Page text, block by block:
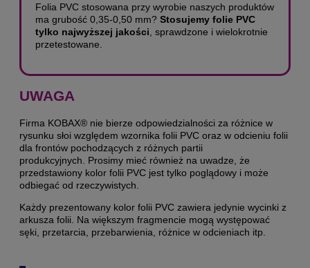
Folia PVC stosowana przy wyrobie naszych produktów
ma grubość 0,35-0,50 mm? Stosujemy folie PVC
tylko najwyższej jakości , sprawdzone i wielokrotnie
przetestowane.
UWAGA
Firma KOBAX® nie bierze odpowiedzialności za różnice w
rysunku słoi względem wzornika folii PVC oraz w odcieniu folii
dla frontów pochodzących z różnych partii
produkcyjnych. Prosimy mieć również na uwadze, że
przedstawiony kolor folii PVC jest tylko poglądowy i może
odbiegać od rzeczywistych.
Każdy prezentowany kolor folii PVC zawiera jedynie wycinki z
arkusza folii. Na większym fragmencie mogą występować
sęki, przetarcia, przebarwienia, różnice w odcieniach itp.